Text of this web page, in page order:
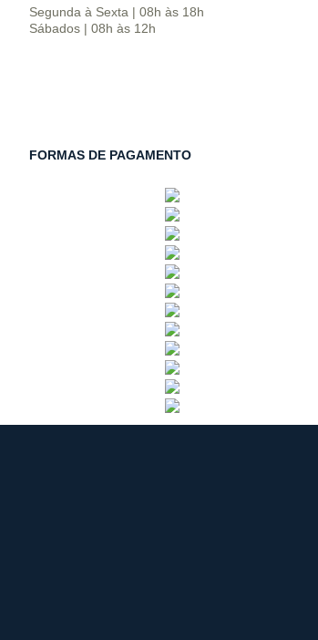
Segunda à Sexta | 08h às 18h
Sábados | 08h às 12h
FORMAS DE PAGAMENTO